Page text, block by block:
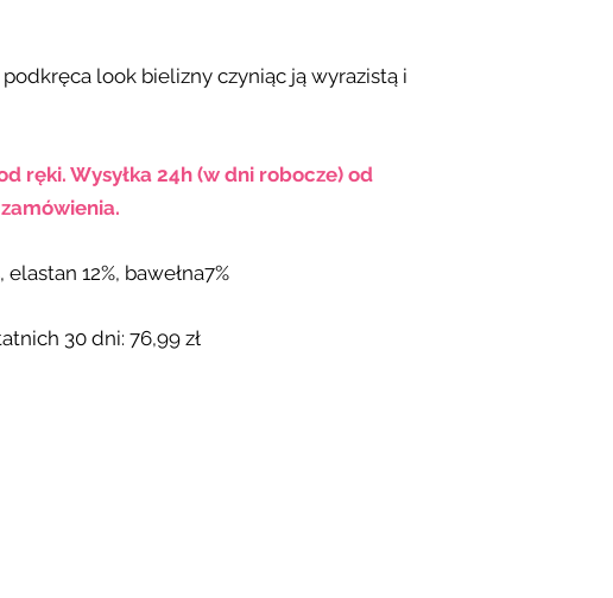
look bielizny czyniąc ją wyrazistą i
ręki. Wysyłka 24h (w dni robocze) od
elastan 12%, bawełna7%
30 dni: 76,99 zł